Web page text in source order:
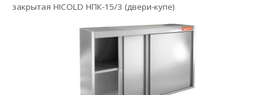
закрытая HICOLD НПК-15/3 (двери-купе)